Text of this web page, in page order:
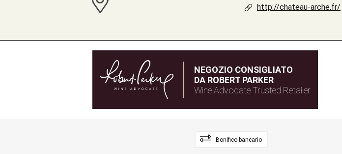
http://chateau-arche.fr/
NEGOZIO CONSIGLIATO
DA ROBERT PARKER
Wine Advocate Trusted Retailer
Bonifico bancario